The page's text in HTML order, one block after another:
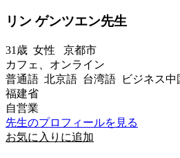
リン ゲンツエン先生
31歳 女性 京都市
カフェ、オンライン
普通語 北京語 台湾語 ビジネス中
福建省
自営業
先生のプロフィールを見る
お気に入りに追加